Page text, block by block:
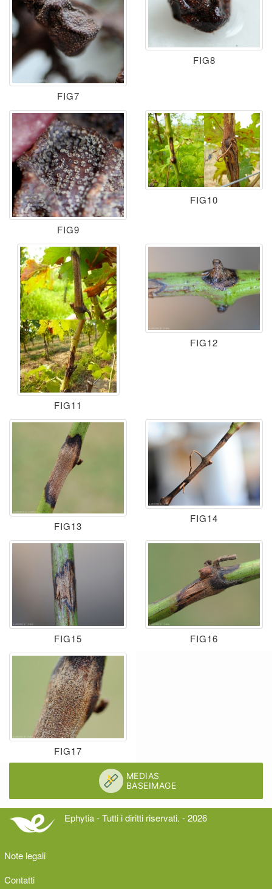
FIG7
FIG8
FIG9
FIG10
FIG11
FIG12
FIG13
FIG14
FIG15 FIG16
FIG17
Ephytia - Tutti i diritti riservati. - 2026
Note legali
Contatti